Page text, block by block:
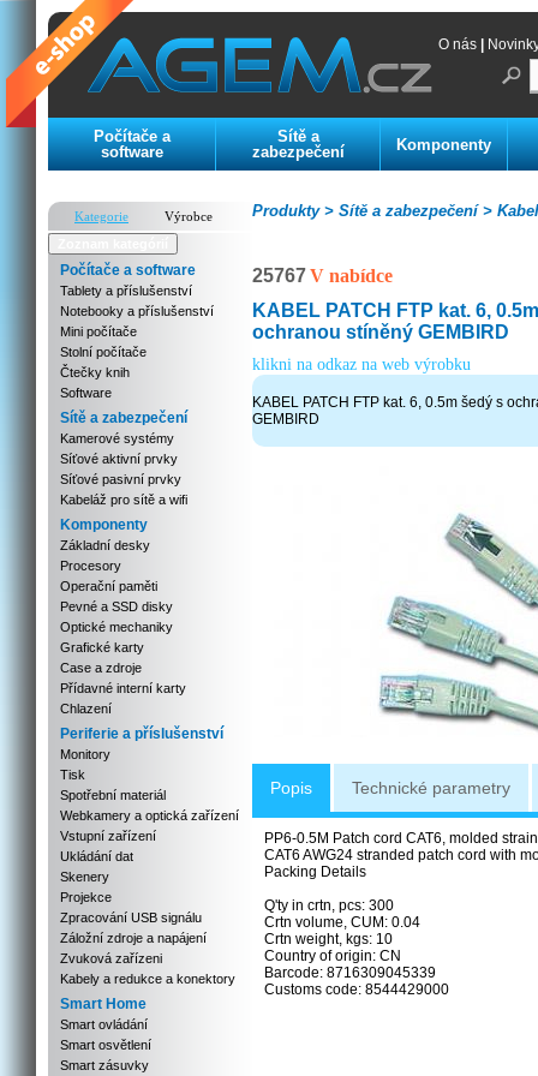
O nás
Počítače a
software
Sítě a
zabezpečení
Komponenty
Kategorie
Výrobce
Počítače a software
Tablety a příslušenství
Notebooky a příslušenství
Mini počítače
Stolní počítače
Čtečky knih
Software
Sítě a zabezpečení
Kamerové systémy
Síťové aktivní prvky
Síťové pasivní prvky
Kabeláž pro sítě a wifi
Komponenty
Základní desky
Procesory
Operační paměti
Pevné a SSD disky
Optické mechaniky
Grafické karty
Case a zdroje
Přídavné interní karty
Chlazení
Periferie a příslušenství
Monitory
Tisk
Spotřební materiál
Webkamery a optická zařízení
Vstupní zařízení
Ukládání dat
Skenery
Projekce
Zpracování USB signálu
Záložní zdroje a napájení
Zvuková zařízeni
Kabely a redukce a konektory
Smart Home
Smart ovládání
Smart osvětlení
Smart zásuvky
Sítě a zabezpečení >
Produkty >
25767V nabídce
KABEL PATCH FTP kat. 6,
ochranou stíněný GEMBIRD
klikni na odkaz na web výrobku
KABEL PATCH FTP kat. 6, 0.5m šedý s
GEMBIRD
Popis Technické parametry
PP6-0.5M Patch cord CAT6, molded
CAT6 AWG24 stranded patch cord with
Packing Details
Q'ty in crtn, pcs: 300
Crtn volume, CUM: 0.04
Crtn weight, kgs: 10
Country of origin: CN
Barcode: 8716309045339
Customs code: 8544429000